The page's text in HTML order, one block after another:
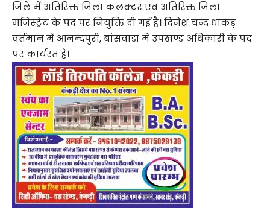
जिले में अतिरिक्त जिला कलक्टर एवं अतिरिक्त जिला
मजिस्ट्रेट के पद पर नियुक्ति दी गई है। दिनेश चन्द धाकड़
वर्तमान में आनन्दपुरी, बांसवाड़ा में उपखण्ड अधिकारी के पद
पर कार्यरत है।